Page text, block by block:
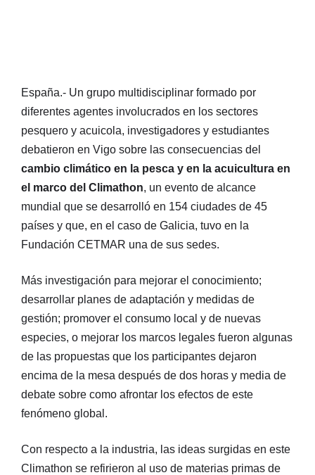
España.- Un grupo multidisciplinar formado por
diferentes agentes involucrados en los sectores
pesquero y acuicola, investigadores y estudiantes
debatieron en Vigo sobre las consecuencias del
cambio climático en la pesca y en la acuicultura en
el marco del Climathon, un evento de alcance
mundial que se desarrolló en 154 ciudades de 45
países y que, en el caso de Galicia, tuvo en la
Fundación CETMAR una de sus sedes.
Más investigación para mejorar el conocimiento;
desarrollar planes de adaptación y medidas de
gestión; promover el consumo local y de nuevas
especies, o mejorar los marcos legales fueron algunas
de las propuestas que los participantes dejaron
encima de la mesa después de dos horas y media de
debate sobre como afrontar los efectos de este
fenómeno global.
Con respecto a la industria, las ideas surgidas en este
Climathon se refirieron al uso de materias primas de